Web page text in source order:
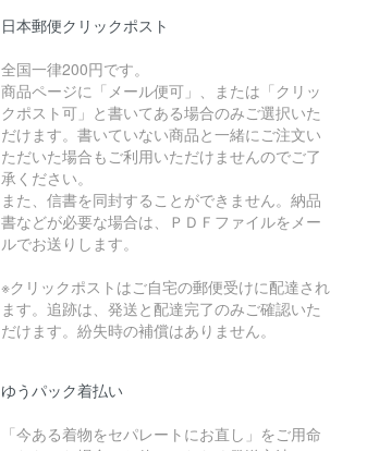
日本郵便クリックポスト
全国一律200円です。
商品ページに「メール便可」、または「クリッ
クポスト可」と書いてある場合のみご選択いた
だけます。書いていない商品と一緒にご注文い
ただいた場合もご利用いただけませんのでご了
承ください。
また、信書を同封することができません。納品
書などが必要な場合は、ＰＤＦファイルをメー
ルでお送りします。
※クリックポストはご自宅の郵便受けに配達され
ます。追跡は、発送と配達完了のみご確認いた
だけます。紛失時の補償はありません。
ゆうパック着払い
「今ある着物をセパレートにお直し」をご用命